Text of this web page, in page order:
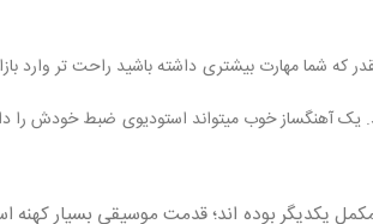
که شما مهارت بیشتری داشته باشید راحت تر وارد
یک آهنگساز خوب میتواند استودیوی ضبط خودش را
یکدیگر بوده اند؛ قدمت موسیقی بسیار کهنه